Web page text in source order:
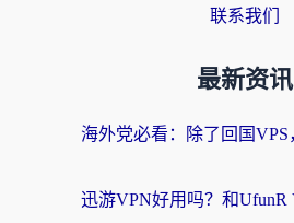
联系我们
最新资讯